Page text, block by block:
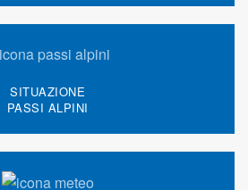
SITUAZIONE
PASSI ALPINI